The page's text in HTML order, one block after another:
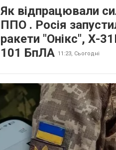
Як відпрацювали
ППО . Росія
ракети "Онікс", Х-
101 БпЛА 11:23, Сьогодні